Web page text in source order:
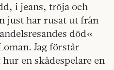
i jeans, tröja och
just har rusat ut från
död«
Jag förstår
en skådespelare en